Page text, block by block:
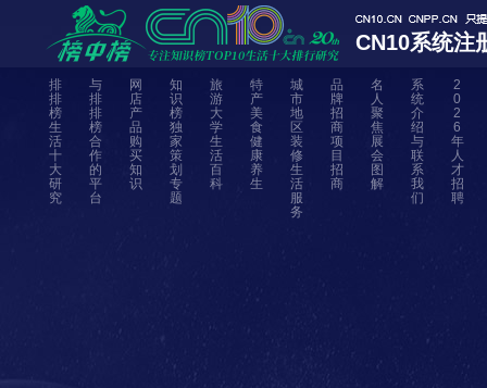
CN10系统注
排
排
榜
生
活
十
大
研
究
与
排
排
榜
合
作
的
平
台
网
店
产
品
购
买
知
识
知
识
榜
独
家
策
划
专
题
旅
游
大
学
生
活
百
科
特
产
美
食
健
康
养
生
城
市
地
区
装
修
生
活
服
务
品
牌
招
商
项
目
招
商
名
人
聚
焦
展
会
图
解
系
统
介
绍
与
联
系
我
们
2
0
2
6
年
人
才
招
聘